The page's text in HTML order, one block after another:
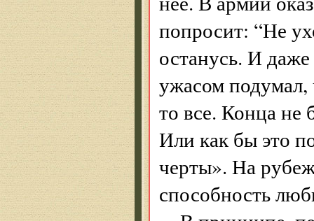
попросит: “Не
останусь. И
ужасом подумал,
то все. Конца не
Или как бы это
черты». На
способность